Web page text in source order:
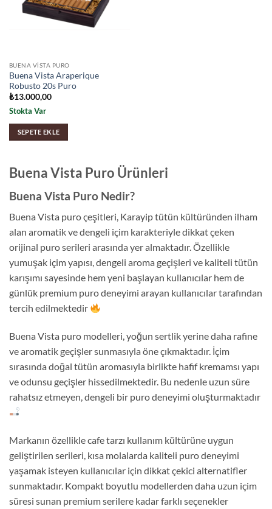
BUENA VISTA PURO
Buena Vista Araperique
Robusto 20s Puro
₺13.000,00
Stokta Var
SEPETE EKLE
Buena Vista Puro Ürünleri
Buena Vista Puro Nedir?
Buena Vista puro çeşitleri, Karayip tütün kültüründen ilham
alan aromatik ve dengeli içim karakteriyle dikkat çeken
orijinal puro serileri arasında yer almaktadır. Özellikle
yumuşak içim yapısı, dengeli aroma geçişleri ve kaliteli tütün
karışımı sayesinde hem yeni başlayan kullanıcılar hem de
günlük premium puro deneyimi arayan kullanıcılar tarafından
tercih edilmektedir
Buena Vista puro modelleri, yoğun sertlik yerine daha rafine
ve aromatik geçişler sunmasıyla öne çıkmaktadır. İçim
sırasında doğal tütün aromasıyla birlikte hafif kremamsı yapı
ve odunsu geçişler hissedilmektedir. Bu nedenle uzun süre
rahatsız etmeyen, dengeli bir puro deneyimi oluşturmaktadır
Markanın özellikle cafe tarzı kullanım kültürüne uygun
geliştirilen serileri, kısa molalarda kaliteli puro deneyimi
yaşamak isteyen kullanıcılar için dikkat çekici alternatifler
sunmaktadır. Kompakt boyutlu modellerden daha uzun içim
süresi sunan premium serilere kadar farklı seçenekler